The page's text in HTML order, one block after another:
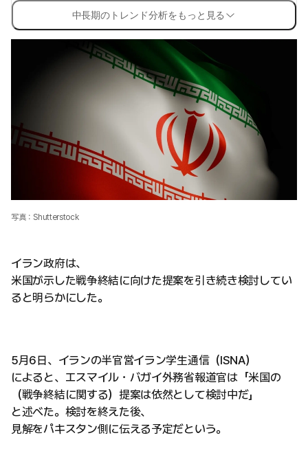
中長期のトレンド分析をもっと見る
写真：Shutterstock
イラン政府は、
米国が示した戦争終結に向けた提案を引き続き検討してい
ると明らかにした。
5月6日、イランの半官営イラン学生通信（ISNA）
によると、エスマイル・バガイ外務省報道官は「米国の
（戦争終結に関する）提案は依然として検討中だ」
と述べた。検討を終えた後、
見解をパキスタン側に伝える予定だという。